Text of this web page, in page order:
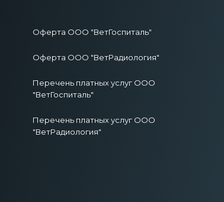
Оферта ООО "ВетГоспиталь"
Оферта ООО "ВетРадиология"
Перечень платных услуг ООО
"ВетГоспиталь"
Перечень платных услуг ООО
"ВетРадиология"